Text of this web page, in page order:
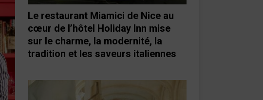
Le restaurant Miamici de Nice au
cœur de l’hôtel Holiday Inn mise
sur le charme, la modernité, la
tradition et les saveurs italiennes